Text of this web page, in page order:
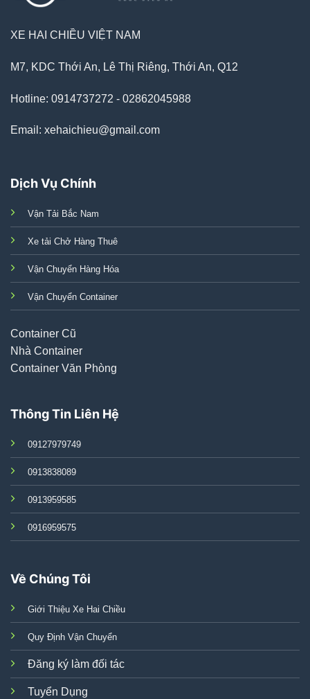
XE HAI CHIỀU VIỆT NAM
M7, KDC Thới An, Lê Thị Riêng, Thới An, Q12
Hotline: 0914737272 - 02862045988
Email: xehaichieu@gmail.com
Dịch Vụ Chính
Vận Tải Bắc Nam
Xe tải Chở Hàng Thuê
Vận Chuyển Hàng Hóa
Vận Chuyển Container
Container Cũ
Nhà Container
Container Văn Phòng
Thông Tin Liên Hệ
09127979749
0913838089
0913959585
0916959575
Về Chúng Tôi
Giới Thiệu Xe Hai Chiều
Quy Định Vận Chuyển
Đăng ký làm đối tác
Tuyển Dụng